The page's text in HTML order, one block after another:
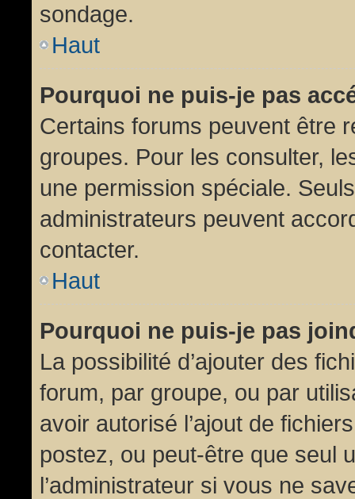
sondage.
Haut
Pourquoi ne puis-je pas
Certains forums peuvent être
groupes. Pour les consulter,
une permission spéciale.
administrateurs peuvent
contacter.
Haut
Pourquoi ne puis-je pas
La possibilité d’ajouter des
forum, par groupe, ou par
avoir autorisé l’ajout de
postez, ou peut-être que seul
l’administrateur si vous ne